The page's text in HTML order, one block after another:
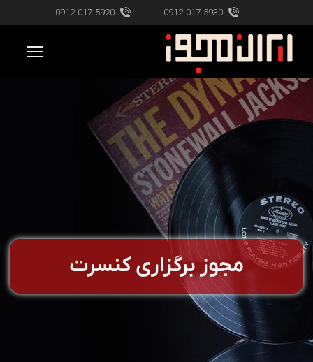
5930 017 0912
5920 017 0912
مجوز برگزاری کنسرت